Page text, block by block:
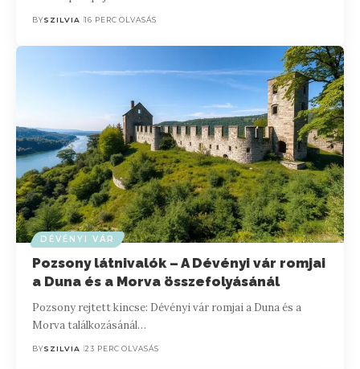
BYSZILVIA 16 PERC OLVASÁS
DÉVÉNYI VÁR
Pozsony látnivalók – A Dévényi vár romjai
a Duna és a Morva összefolyásánál
Pozsony rejtett kincse: Dévényi vár romjai a Duna és a
Morva találkozásánál…
BYSZILVIA 23 PERC OLVASÁS